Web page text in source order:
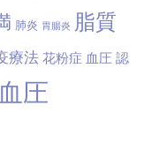
肺炎 胃腸炎 脂質
療法 花粉症 血圧 認
圧